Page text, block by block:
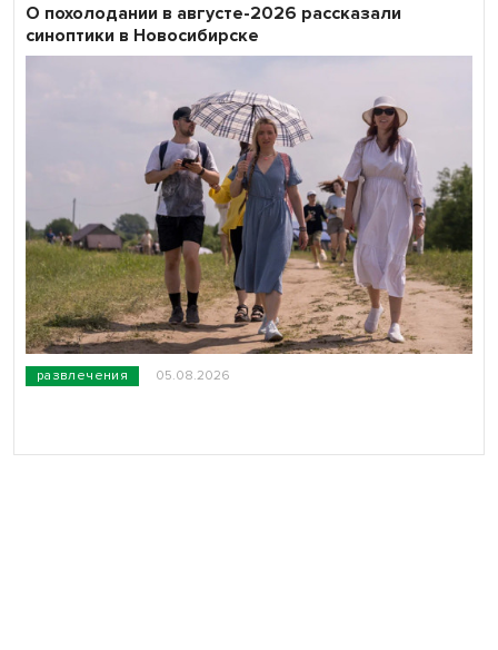
развлечения 05.08.2026
О похолодании в августе-2026 рассказали
синоптики в Новосибирске